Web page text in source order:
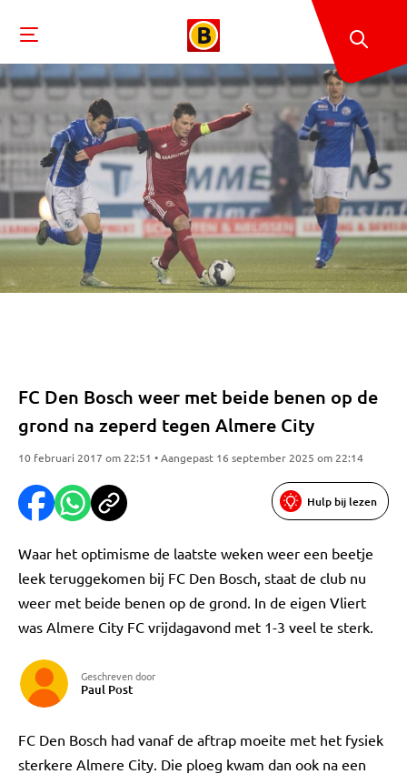
FC Den Bosch weer met beide benen op de
grond na zeperd tegen Almere City
10 februari 2017 om 22:51 • Aangepast 16 september 2025 om 22:14
Hulp bij lezen
Waar het optimisme de laatste weken weer een beetje
leek teruggekomen bij FC Den Bosch, staat de club nu
weer met beide benen op de grond. In de eigen Vliert
was Almere City FC vrijdagavond met 1-3 veel te sterk.
Geschreven door
Paul Post
FC Den Bosch had vanaf de aftrap moeite met het fysiek
sterkere Almere City. Die ploeg kwam dan ook na een